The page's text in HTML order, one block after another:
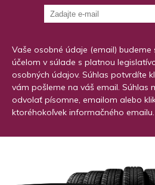
Vaše osobné údaje (email)
účelom v súlade s platnou
osobných údajov. Súhlas potvrdíte
vám pošleme na váš email. Súhlas
odvolať písomne, emailom alebo
ktoréhokoľvek informačného emailu.